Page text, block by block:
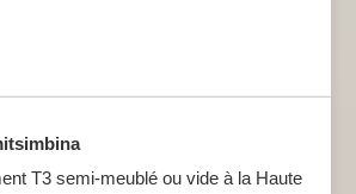
T3 semi-meublé ou vide à la Haute